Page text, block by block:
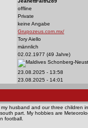
offline
Private
keine Angabe
Grupozeus.com.mx/
Tory Aiello
männlich
02.02.1977 (49 Jahre)
Schonberg-
23.08.2025 - 13:58
23.08.2025 - 14:01
my husband and our three children
part. My hobbies are
football.